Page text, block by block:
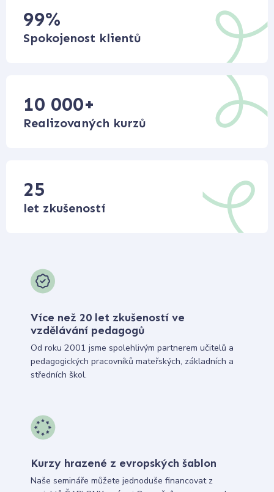
99%
Spokojenost klientů
10 000+
Realizovaných kurzů
25
let zkušeností
Více než 20 let zkušeností ve
vzdělávání pedagogů
Od roku 2001 jsme spolehlivým partnerem učitelů a
pedagogických pracovníků mateřských, základních a
středních škol.
Kurzy hrazené z evropských šablon
Naše semináře můžete jednoduše financovat z